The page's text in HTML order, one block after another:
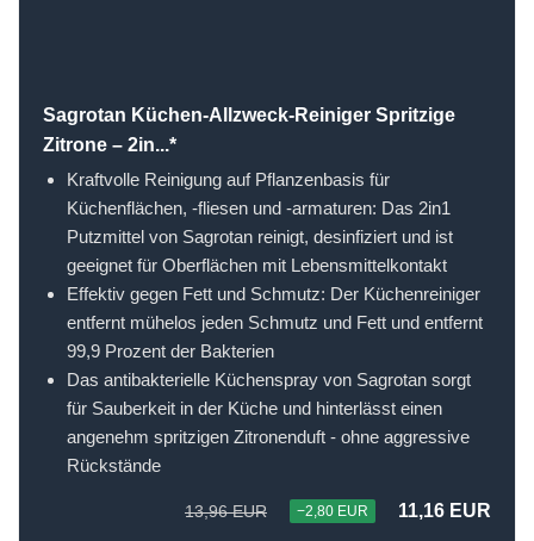
Sagrotan Küchen-Allzweck-Reiniger Spritzige
Zitrone – 2in...*
Kraftvolle Reinigung auf Pflanzenbasis für
Küchenflächen, -fliesen und -armaturen: Das 2in1
Putzmittel von Sagrotan reinigt, desinfiziert und ist
geeignet für Oberflächen mit Lebensmittelkontakt
Effektiv gegen Fett und Schmutz: Der Küchenreiniger
entfernt mühelos jeden Schmutz und Fett und entfernt
99,9 Prozent der Bakterien
Das antibakterielle Küchenspray von Sagrotan sorgt
für Sauberkeit in der Küche und hinterlässt einen
angenehm spritzigen Zitronenduft - ohne aggressive
Rückstände
13,96 EUR −2,80 EUR 11,16 EUR